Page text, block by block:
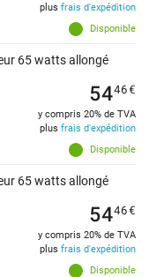
Disponible
plus frais d'expédition
65 watts allongé
Disponible
5446€
y compris 20% de TVA
plus frais d'expédition
65 watts allongé
Disponible
5446€
y compris 20% de TVA
plus frais d'expédition